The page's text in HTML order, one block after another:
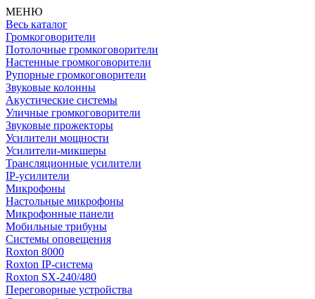
МЕНЮ
Весь каталог
Громкоговорители
Потолочные громкоговорители
Настенные громкоговорители
Рупорные громкоговорители
Звуковые колонны
Акустические системы
Уличные громкоговорители
Звуковые прожекторы
Усилители мощности
Усилители-микшеры
Трансляционные усилители
IP-усилители
Микрофоны
Настольные микрофоны
Микрофонные панели
Мобильные трибуны
Системы оповещения
Roxton 8000
Roxton IP-система
Roxton SX-240/480
Переговорные устройства